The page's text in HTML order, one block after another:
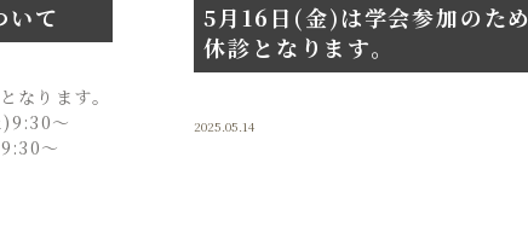
いて
なります。
〜
〜
5月16日(金)は学会参加のため
休診となります。
2025.05.14